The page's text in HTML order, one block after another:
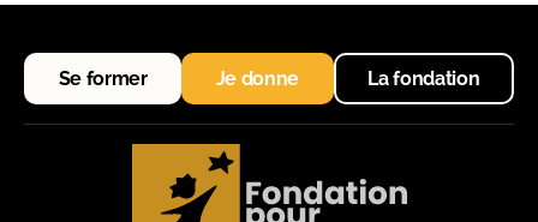
Se former Je donne La fondation